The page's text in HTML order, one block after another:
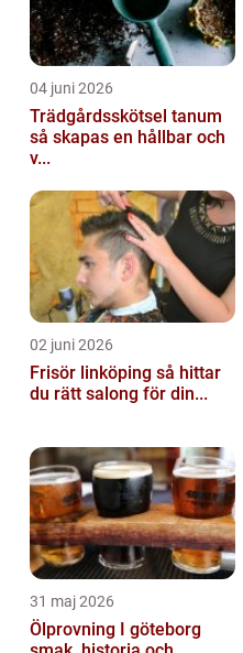
04 juni 2026
Trädgårdsskötsel tanum
så skapas en hållbar och
v...
02 juni 2026
Frisör linköping så hittar
du rätt salong för din...
31 maj 2026
Ölprovning I göteborg